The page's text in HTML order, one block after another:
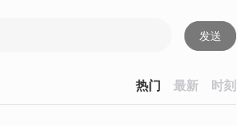
发送
热门 最新 时刻